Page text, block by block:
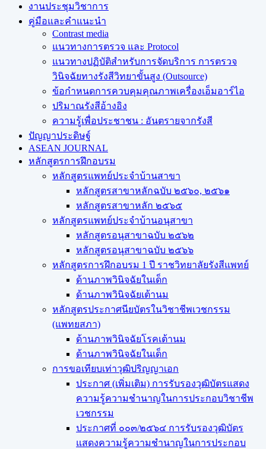
งานประชุมวิชาการ
คู่มือและคำแนะนำ
Contrast media
แนวทางการตรวจ และ Protocol
แนวทางปฏิบัติสำหรับการจัดบริการ การตรวจ
วินิจฉัยทางรังสีวิทยาขั้นสูง (Outsource)
ข้อกำหนดการควบคุมคุณภาพเครื่องเอ็มอาร์ไอ
ปริมาณรังสีอ้างอิง
ความรู้เพื่อประชาชน : อันตรายจากรังสี
ปัญญาประดิษฐ์
ASEAN JOURNAL
หลักสูตรการฝึกอบรม
หลักสูตรแพทย์ประจำบ้านสาขา
หลักสูตรสาขาหลักฉบับ ๒๕๖๐, ๒๕๖๑
หลักสูตรสาขาหลัก ๒๕๖๕
หลักสูตรแพทย์ประจำบ้านอนุสาขา
หลักสูตรอนุสาขาฉบับ ๒๕๖๒
หลักสูตรอนุสาขาฉบับ ๒๕๖๖
หลักสูตรการฝึกอบรม 1 ปี ราชวิทยาลัยรังสีแพทย์
ด้านภาพวินิจฉัยในเด็ก
ด้านภาพวินิจฉัยเต้านม
หลักสูตรประกาศนียบัตรในวิชาชีพเวชกรรม
(แพทยสภา)
ด้านภาพวินิจฉัยโรคเต้านม
ด้านภาพวินิจฉัยในเด็ก
การขอเทียบเท่า​วุฒิปริญญา​เอก
ประกาศ (เพิ่มเติม) การรับรองวุฒิบัตรแสดง
ความรู้ความชำนาญในการประกอบวิชาชีพ
เวชกรรม
ประกาศที่ ๐๐๓/๒๕๖๔ การรับรองวุฒิบัตร
แสดงความรู้ความชำนาญในการประกอบ